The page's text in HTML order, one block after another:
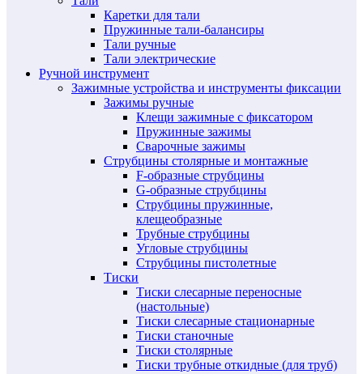
Каретки для тали
Пружинные тали-балансиры
Тали ручные
Тали электрические
Ручной инструмент
Зажимные устройства и инструменты фиксации
Зажимы ручные
Клещи зажимные с фиксатором
Пружинные зажимы
Сварочные зажимы
Струбцины столярные и монтажные
F-образные струбцины
G-образные струбцины
Струбцины пружинные,
клещеобразные
Трубные струбцины
Угловые струбцины
Струбцины пистолетные
Тиски
Тиски слесарные переносные
(настольные)
Тиски слесарные стационарные
Тиски станочные
Тиски столярные
Тиски трубные откидные (для труб)